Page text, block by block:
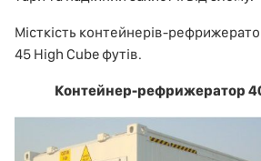
Місткість контейнерів-
45 High Cube футів.
Контейнер-рефрижератор